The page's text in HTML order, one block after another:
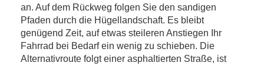
an. Auf dem Rückweg folgen Sie den sandigen
Pfaden durch die Hügellandschaft. Es bleibt
genügend Zeit, auf etwas steileren Anstiegen Ihr
Fahrrad bei Bedarf ein wenig zu schieben. Die
Alternativroute folgt einer asphaltierten Straße, ist